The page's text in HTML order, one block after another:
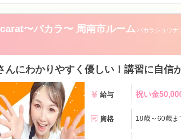
〜バカラ〜 周南市ルーム バカラシュウナ
んにわかりやすく優しい！講習に自信
給与 祝い金
資格